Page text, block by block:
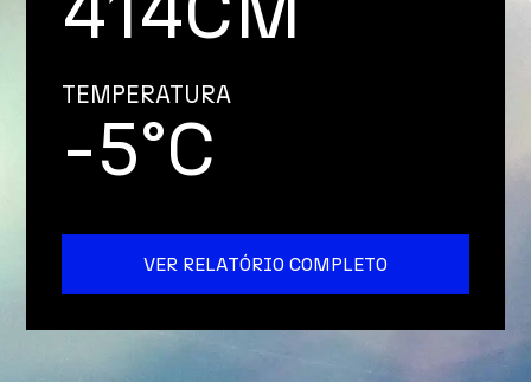
TEMPERATURA
-5°C
VER RELATÓRIO COMPLETO